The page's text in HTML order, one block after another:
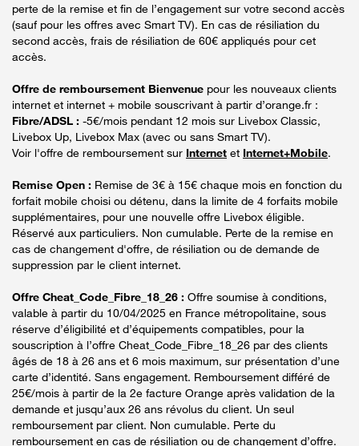
perte de la remise et fin de l’engagement sur votre second accès
(sauf pour les offres avec Smart TV). En cas de résiliation du
second accès, frais de résiliation de 60€ appliqués pour cet
accès.
Offre de remboursement Bienvenue pour les nouveaux clients
internet et internet + mobile souscrivant à partir d’orange.fr :
Fibre/ADSL : -5€/mois pendant 12 mois sur Livebox Classic,
Livebox Up, Livebox Max (avec ou sans Smart TV).
Voir l'offre de remboursement sur Internet et Internet+Mobile.
Remise Open : Remise de 3€ à 15€ chaque mois en fonction du
forfait mobile choisi ou détenu, dans la limite de 4 forfaits mobile
supplémentaires, pour une nouvelle offre Livebox éligible.
Réservé aux particuliers. Non cumulable. Perte de la remise en
cas de changement d'offre, de résiliation ou de demande de
suppression par le client internet.
Offre Cheat_Code_Fibre_18_26 : Offre soumise à conditions,
valable à partir du 10/04/2025 en France métropolitaine, sous
réserve d’éligibilité et d’équipements compatibles, pour la
souscription à l’offre Cheat_Code_Fibre_18_26 par des clients
âgés de 18 à 26 ans et 6 mois maximum, sur présentation d’une
carte d’identité. Sans engagement. Remboursement différé de
25€/mois à partir de la 2e facture Orange après validation de la
demande et jusqu’aux 26 ans révolus du client. Un seul
remboursement par client. Non cumulable. Perte du
remboursement en cas de résiliation ou de changement d’offre.